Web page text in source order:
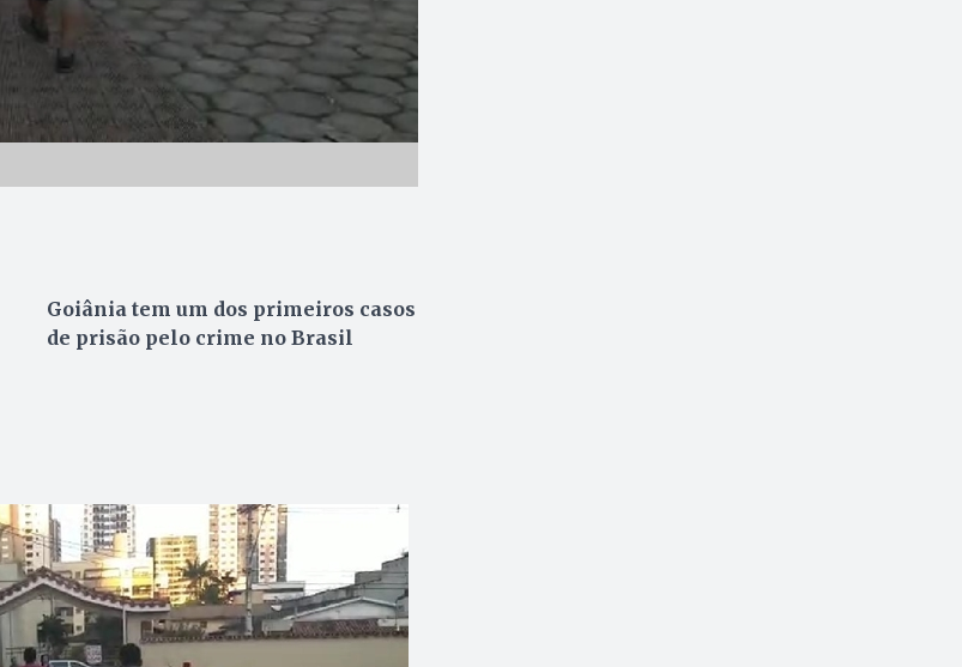
Goiânia tem um dos primeiros casos
de prisão pelo crime no Brasil